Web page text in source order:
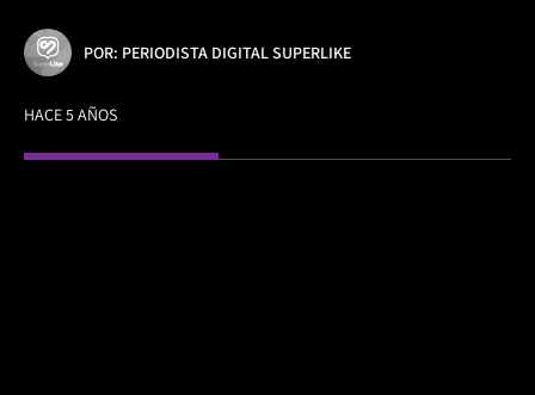
POR: PERIODISTA DIGITAL SUPERLIKE
HACE 5 AÑOS